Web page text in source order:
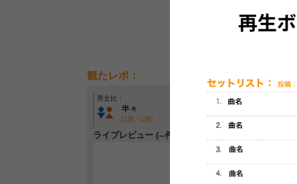
観たレポ：
男女比：
半々
[1票／1票]
年齢層：
[1票／1票]
ライブレビュー (--件)
最初のレビュー